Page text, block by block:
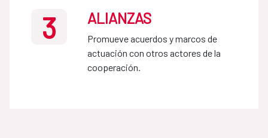
3 ALIANZAS
Promueve acuerdos y marcos de
actuación con otros actores de la
cooperación.